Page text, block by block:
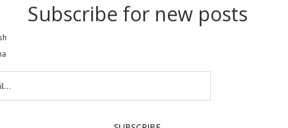
Subscribe for new posts